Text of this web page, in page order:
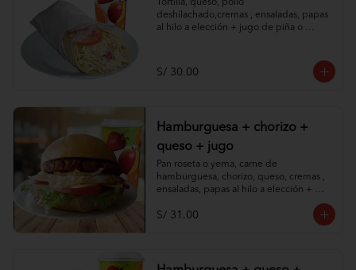
Tortilla, queso, pollo
deshilachado,cremas , ensaladas, papas
al hilo a elección + jugo de piña o
S/ 30.00
Hamburguesa + chorizo +
queso + jugo
Pan roseta o yema, carne de
hamburguesa, chorizo, queso, cremas ,
ensaladas, papas al hilo a elección +
S/ 31.00